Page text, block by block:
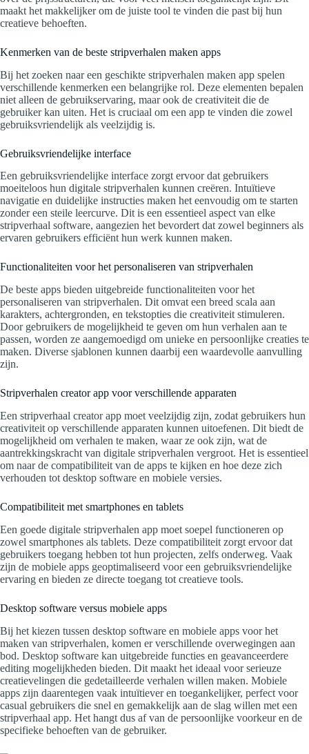
maakt het makkelijker om de juiste tool te vinden die past bij hun
creatieve behoeften.
Kenmerken van de beste stripverhalen maken apps
Bij het zoeken naar een geschikte stripverhalen maken app spelen
verschillende kenmerken een belangrijke rol. Deze elementen bepalen
niet alleen de gebruikservaring, maar ook de creativiteit die de
gebruiker kan uiten. Het is cruciaal om een app te vinden die zowel
gebruiksvriendelijk als veelzijdig is.
Gebruiksvriendelijke interface
Een gebruiksvriendelijke interface zorgt ervoor dat gebruikers
moeiteloos hun digitale stripverhalen kunnen creëren. Intuïtieve
navigatie en duidelijke instructies maken het eenvoudig om te starten
zonder een steile leercurve. Dit is een essentieel aspect van elke
stripverhaal software, aangezien het bevordert dat zowel beginners als
ervaren gebruikers efficiënt hun werk kunnen maken.
Functionaliteiten voor het personaliseren van stripverhalen
De beste apps bieden uitgebreide functionaliteiten voor het
personaliseren van stripverhalen. Dit omvat een breed scala aan
karakters, achtergronden, en tekstopties die creativiteit stimuleren.
Door gebruikers de mogelijkheid te geven om hun verhalen aan te
passen, worden ze aangemoedigd om unieke en persoonlijke creaties te
maken. Diverse sjablonen kunnen daarbij een waardevolle aanvulling
zijn.
Stripverhalen creator app voor verschillende apparaten
Een stripverhaal creator app moet veelzijdig zijn, zodat gebruikers hun
creativiteit op verschillende apparaten kunnen uitoefenen. Dit biedt de
mogelijkheid om verhalen te maken, waar ze ook zijn, wat de
aantrekkingskracht van digitale stripverhalen vergroot. Het is essentieel
om naar de compatibiliteit van de apps te kijken en hoe deze zich
verhouden tot desktop software en mobiele versies.
Compatibiliteit met smartphones en tablets
Een goede digitale stripverhalen app moet soepel functioneren op
zowel smartphones als tablets. Deze compatibiliteit zorgt ervoor dat
gebruikers toegang hebben tot hun projecten, zelfs onderweg. Vaak
zijn de mobiele apps geoptimaliseerd voor een gebruiksvriendelijke
ervaring en bieden ze directe toegang tot creatieve tools.
Desktop software versus mobiele apps
Bij het kiezen tussen desktop software en mobiele apps voor het
maken van stripverhalen, komen er verschillende overwegingen aan
bod. Desktop software kan uitgebreide functies en geavanceerdere
editing mogelijkheden bieden. Dit maakt het ideaal voor serieuze
creatievelingen die gedetailleerde verhalen willen maken. Mobiele
apps zijn daarentegen vaak intuïtiever en toegankelijker, perfect voor
casual gebruikers die snel en gemakkelijk aan de slag willen met een
stripverhaal app. Het hangt dus af van de persoonlijke voorkeur en de
specifieke behoeften van de gebruiker.